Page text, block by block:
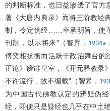
的判断标准，也日益渗透了官方
著《大唐内典录》而将三阶教经
制，令定伪经……幸承明旨，使
刊削，以示将来”（智昇， 1934a
傅奕相抗衡而活跃于政治舞台的
正论》谤诽皇室，《开元释教录
不许流行，故不编载”（智昇，
为中国古代佛教认定的辨疑伪
经，即便只是疑经也几乎在中土